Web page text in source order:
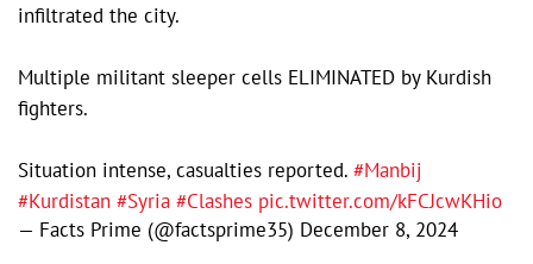
infiltrated the city.
Multiple militant sleeper cells ELIMINATED by Kurdish
fighters.
Situation intense, casualties reported. #Manbij
#Kurdistan #Syria #Clashes pic.twitter.com/kFCJcwKHio
— Facts Prime (@factsprime35) December 8, 2024